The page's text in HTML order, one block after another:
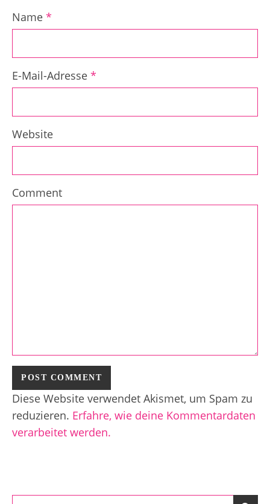
Name *
E-Mail-Adresse *
Website
Comment
Diese Website verwendet Akismet, um Spam zu
reduzieren. Erfahre, wie deine Kommentardaten
verarbeitet werden.